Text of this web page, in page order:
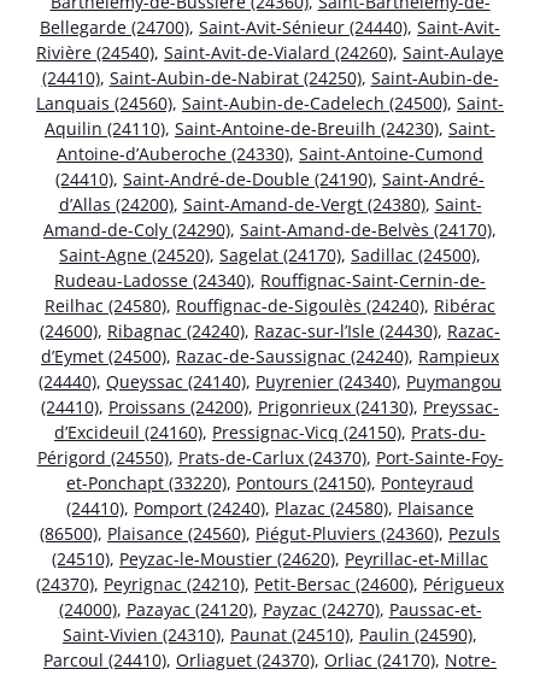
Bellegarde (24700), Saint-Avit-Sénieur (24440), Saint-Avit-
Rivière (24540), Saint-Avit-de-Vialard (24260), Saint-Aulaye
(24410), Saint-Aubin-de-Nabirat (24250), Saint-Aubin-de-
Lanquais (24560), Saint-Aubin-de-Cadelech (24500), Saint-
Aquilin (24110), Saint-Antoine-de-Breuilh (24230), Saint-
Antoine-d’Auberoche (24330), Saint-Antoine-Cumond
(24410), Saint-André-de-Double (24190), Saint-André-
d’Allas (24200), Saint-Amand-de-Vergt (24380), Saint-
Amand-de-Coly (24290), Saint-Amand-de-Belvès (24170),
Saint-Agne (24520), Sagelat (24170), Sadillac (24500),
Rudeau-Ladosse (24340), Rouffignac-Saint-Cernin-de-
Reilhac (24580), Rouffignac-de-Sigoulès (24240), Ribérac
(24600), Ribagnac (24240), Razac-sur-l’Isle (24430), Razac-
d’Eymet (24500), Razac-de-Saussignac (24240), Rampieux
(24440), Queyssac (24140), Puyrenier (24340), Puymangou
(24410), Proissans (24200), Prigonrieux (24130), Preyssac-
d’Excideuil (24160), Pressignac-Vicq (24150), Prats-du-
Périgord (24550), Prats-de-Carlux (24370), Port-Sainte-Foy-
et-Ponchapt (33220), Pontours (24150), Ponteyraud
(24410), Pomport (24240), Plazac (24580), Plaisance
(86500), Plaisance (24560), Piégut-Pluviers (24360), Pezuls
(24510), Peyzac-le-Moustier (24620), Peyrillac-et-Millac
(24370), Peyrignac (24210), Petit-Bersac (24600), Périgueux
(24000), Pazayac (24120), Payzac (24270), Paussac-et-
Saint-Vivien (24310), Paunat (24510), Paulin (24590),
Parcoul (24410), Orliaguet (24370), Orliac (24170), Notre-